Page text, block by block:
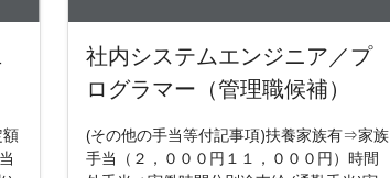
社内システムエンジニア／プ
ログラマー（管理職候補）
(その他の手当等付記事項)扶養家族有⇒家族
手当（２，０００円１１，０００円）時間